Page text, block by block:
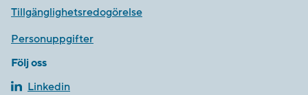
Tillgänglighetsredogörelse
Personuppgifter
Följ oss
Linkedin